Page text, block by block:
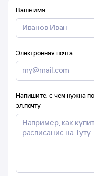
Ваше имя
Электронная почта
Напишите, с чем нужна
эл.почту